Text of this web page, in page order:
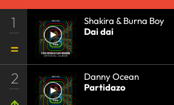
1
Shakira & Burna Boy
Dai dai
2
Danny Ocean
Partidazo